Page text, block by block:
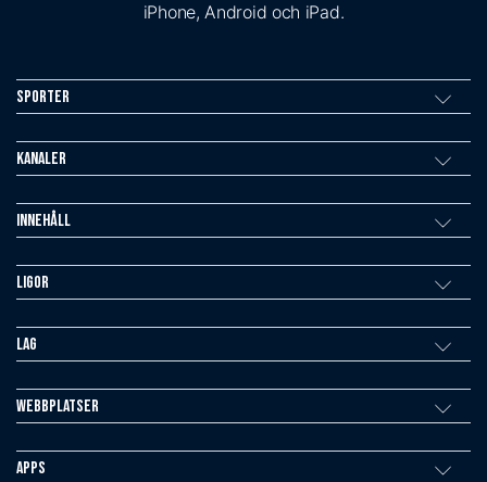
iPhone, Android och iPad.
Sporter
Kanaler
Innehåll
Ligor
Lag
Webbplatser
Apps